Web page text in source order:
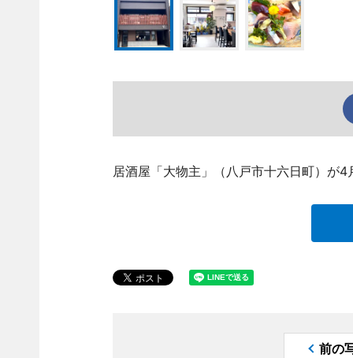
居酒屋「大物主」（八戸市十六日町）が
前の